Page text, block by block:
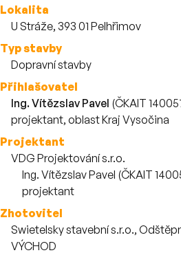
Více o stavbě
Lokalita
U Stráže, 393 01 Pelhřimov
Typ stavby
Dopravní stavby
Přihlašovatel
Ing. Vítězslav Pavel (ČKAIT
projektant, oblast Kraj Vysočina
Projektant
VDG Projektování s.r.o.
Zaměstnanci
Ing. Vítězslav Pavel (ČKAIT
projektant
Zhotovitel
Swietelsky stavební s.r.o.,
VÝCHOD